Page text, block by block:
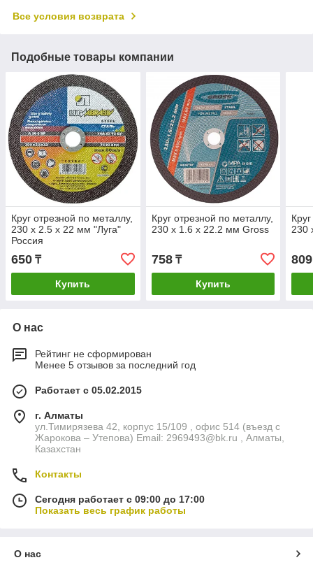
Все условия возврата
Подобные товары компании
Круг отрезной по металлу,
230 х 2.5 х 22 мм "Луга"
Россия
650 ₸
Купить
Круг отрезной по металлу,
230 х 1.6 х 22.2 мм Gross
758₸
Купить
230
809
О нас
Рейтинг не сформирован
Менее 5 отзывов за последний год
Работает с 05.02.2015
г. Алматы
ул.Тимирязева 42, корпус 15/109 , офис 514 (въезд с
Жарокова – Утепова) Email: 2969493@bk.ru , Алматы,
Казахстан
Контакты
Сегодня работает с 09:00 до 17:00
Показать весь график работы
О нас